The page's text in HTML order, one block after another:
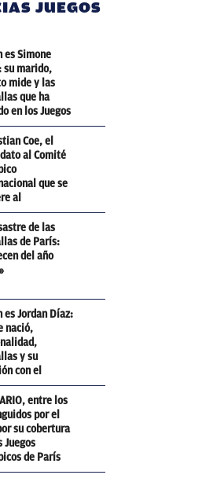
JUEGOS
es Simone
su marido,
mide y las
que ha
en los Juegos
Coe, el
al Comité
que se
al
de
de las
de París:
del año
es Jordan Díaz:
nació,
y su
con el
entre los
por el
su cobertura
Juegos
de París